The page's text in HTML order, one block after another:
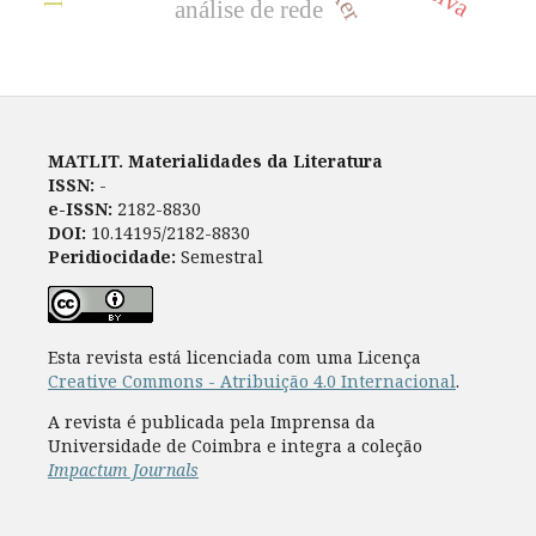
análise de rede
MATLIT. Materialidades da Literatura
ISSN: -
e-ISSN: 2182-8830
DOI: 10.14195/2182-8830
Peridiocidade: Semestral
Esta revista está licenciada com uma Licença
Creative Commons - Atribuição 4.0 Internacional.
A revista é publicada pela Imprensa da
Universidade de Coimbra e integra a coleção
Impactum Journals